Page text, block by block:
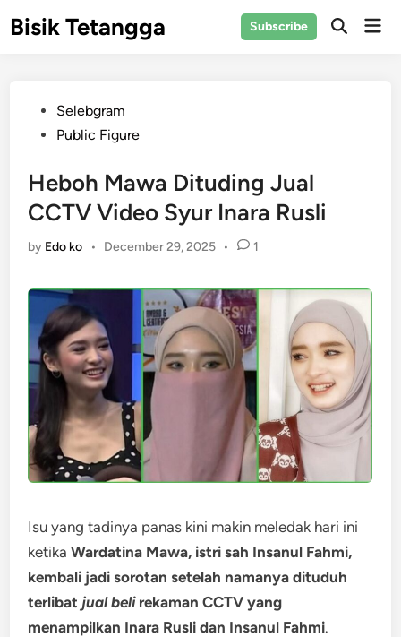
toBisik Tetangga Subscribe
Open
PostedSelebgram
Public Figure
Heboh Mawa Dituding Jual
CCTV Video Syur Inara Rusli
by Edo ko • December 29, 2025 • 1
Isu yang tadinya panas kini makin meledak hari ini
ketikaWardatina Mawa, istri sah Insanul Fahmi,
kembali jadi sorotan setelah namanya dituduh
terlibat jual belirekaman CCTV yang
menampilkan Inara Rusli dan Insanul Fahmi.